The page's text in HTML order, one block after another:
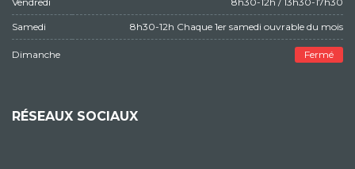
Samedi 8h30-12h Chaque 1er samedi ouvrable du mois
Dimanche Fermé
RÉSEAUX SOCIAUX